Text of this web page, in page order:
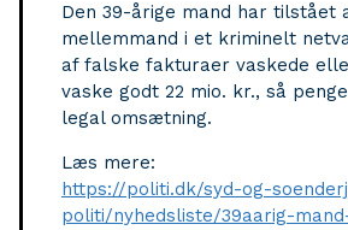
Den 39-årige mand har tilstået
mellemmand i et kriminelt
af falske fakturaer vaskede
vaske godt 22 mio. kr., så
legal omsætning.
Læs mere:
https://politi.dk/syd-og-
politi/nyhedsliste/39aarig-